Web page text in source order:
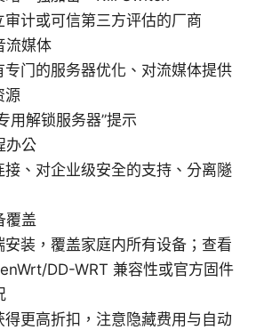
审计或可信第三方评估的厂商
流媒体
专门的服务器优化、对流媒体提供
源
用解锁服务器”提示
办公
接、对企业级安全的支持、分离隧
覆盖
安装，覆盖家庭内所有设备；查看
DD-WRT 兼容性或官方固件
得更高折扣，注意隐藏费用与自动